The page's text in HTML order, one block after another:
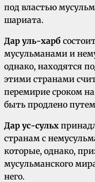
под властью
шариата.
Дар уль-харб
мусульманами и
однако, находятся
этими странами
перемирие сроком
быть продлено
Дар ус-сульх
странам с
которые, однако,
мусульманского
него.